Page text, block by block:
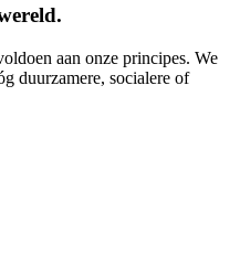
aan onze principes. We
duurzamere, socialere of